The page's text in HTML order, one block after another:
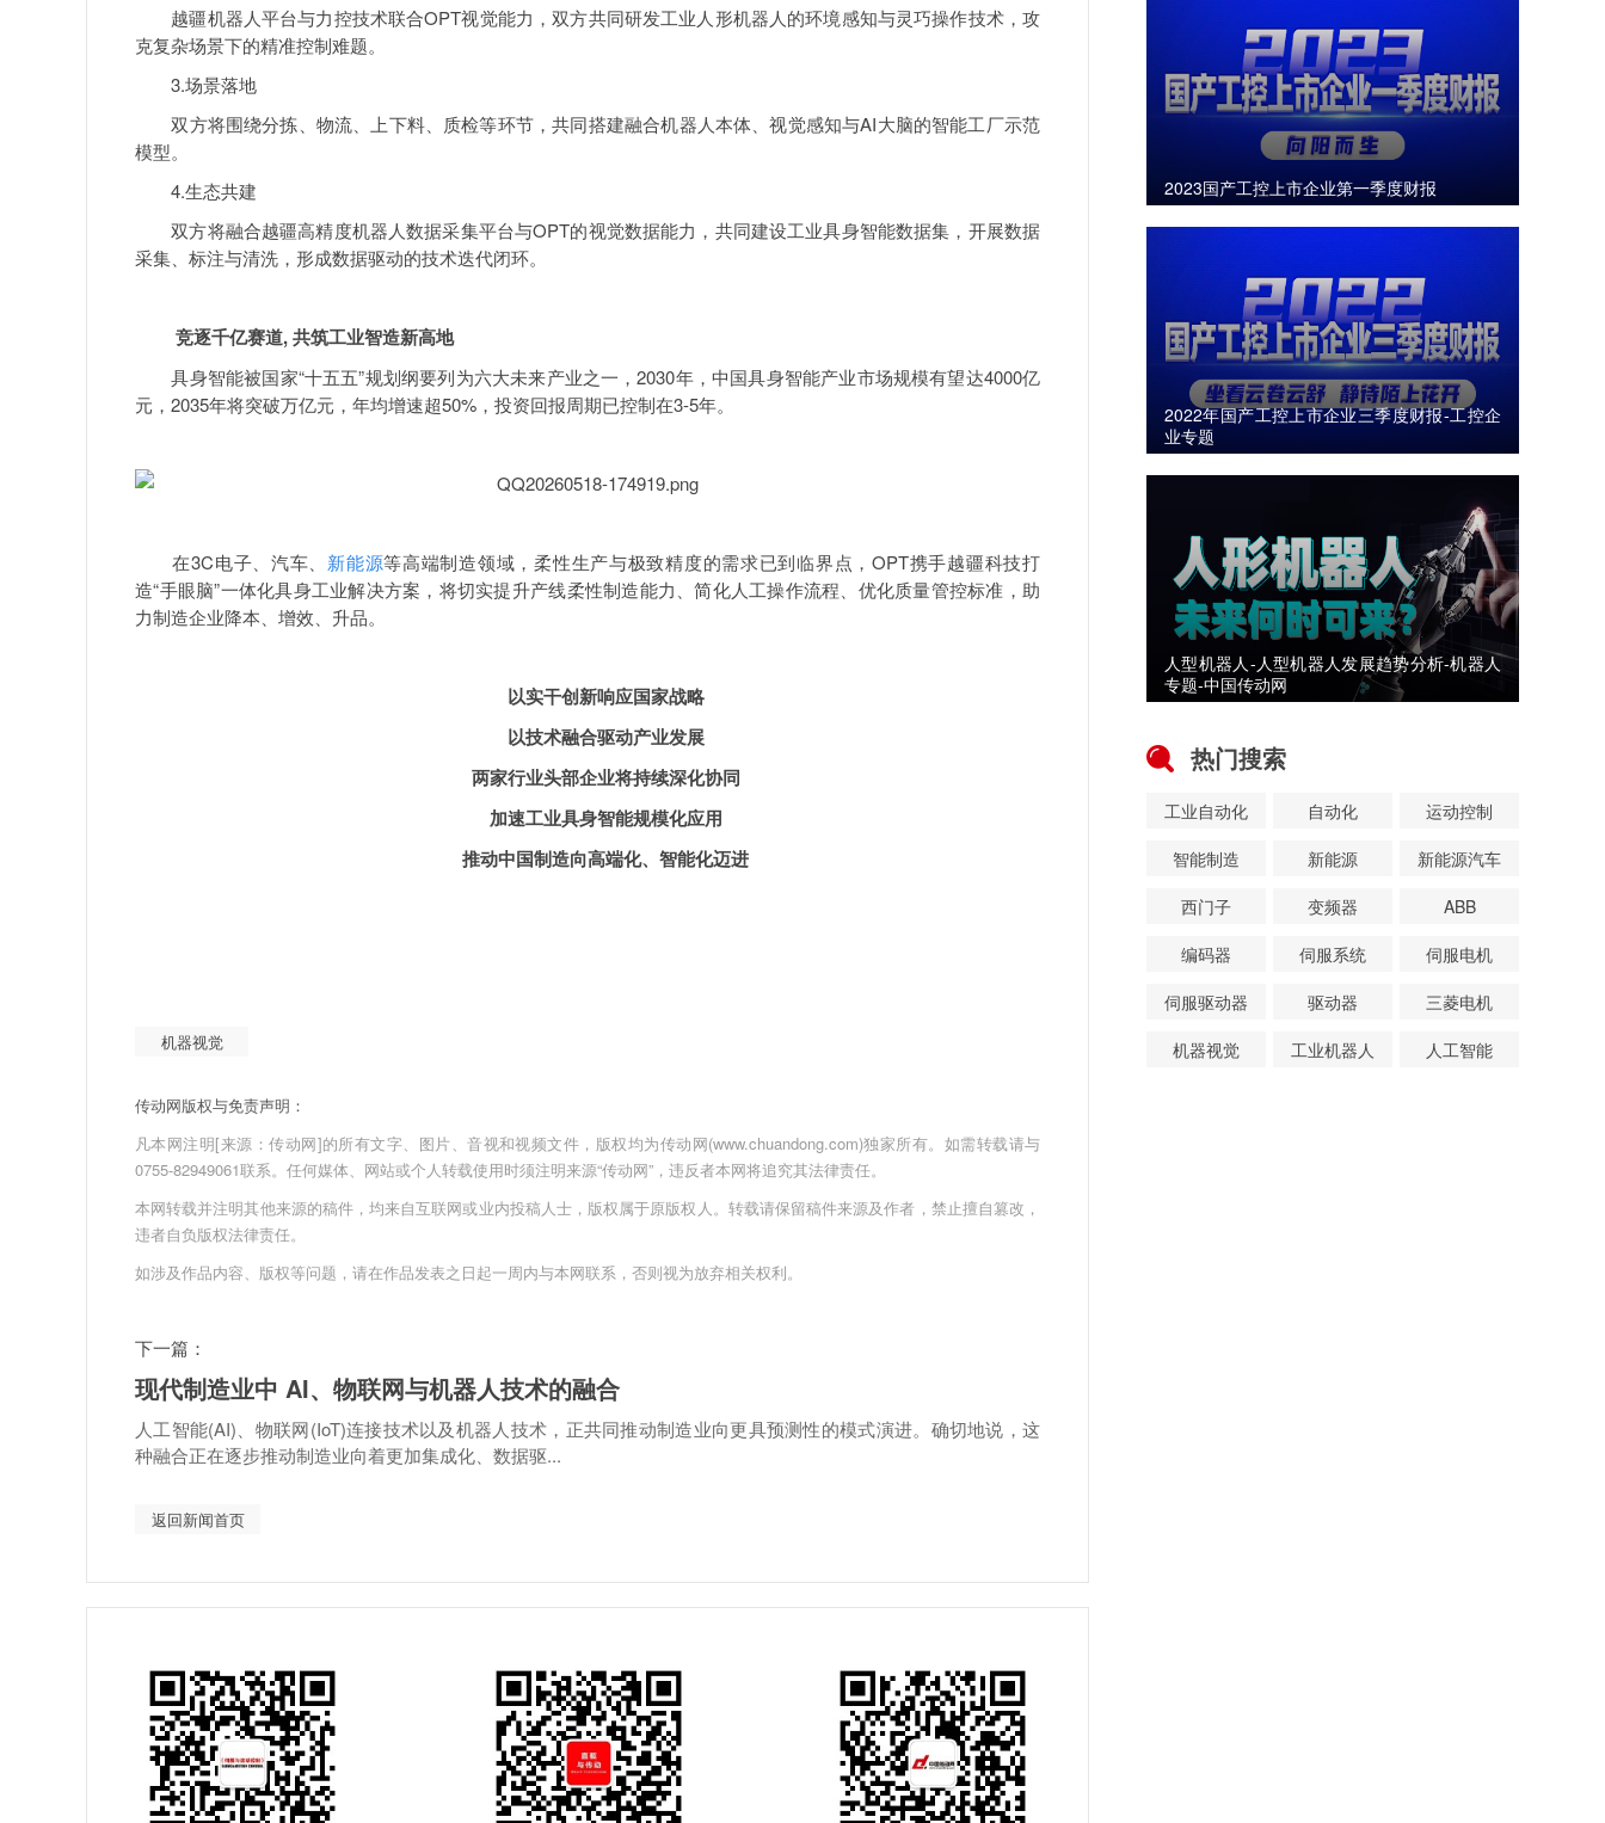
越疆机器人平台与力控技术联合OPT视觉能力，双方共同研发工业人形机器人的环境感知与灵巧操作技术，攻
克复杂场景下的精准控制难题。
3.场景落地
双方将围绕分拣、物流、上下料、质检等环节，共同搭建融合机器人本体、视觉感知与AI大脑的智能工厂示范
模型。
4.生态共建
双方将融合越疆高精度机器人数据采集平台与OPT的视觉数据能力，共同建设工业具身智能数据集，开展数据
采集、标注与清洗，形成数据驱动的技术迭代闭环。
竞逐千亿赛道, 共筑工业智造新高地
具身智能被国家“十五五”规划纲要列为六大未来产业之一，2030年，中国具身智能产业市场规模有望达4000亿
元，2035年将突破万亿元，年均增速超50%，投资回报周期已控制在3-5年。
在3C电子、汽车、 新能源等高端制造领域，柔性生产与极致精度的需求已到临界点，OPT携手越疆科技打
造“手眼脑”一体化具身工业解决方案，将切实提升产线柔性制造能力、简化人工操作流程、优化质量管控标准，助
力制造企业降本、增效、升品。
以实干创新响应国家战略
以技术融合驱动产业发展
两家行业头部企业将持续深化协同
加速工业具身智能规模化应用
推动中国制造向高端化、智能化迈进
机器视觉
传动网版权与免责声明：
凡本网注明[来源：传动网]的所有文字、图片、音视和视频文件，版权均为传动网(www.chuandong.com)独家所有。如需转载请与
0755-82949061联系。任何媒体、网站或个人转载使用时须注明来源“传动网”，违反者本网将追究其法律责任。
本网转载并注明其他来源的稿件，均来自互联网或业内投稿人士，版权属于原版权人。转载请保留稿件来源及作者，禁止擅自篡改，
违者自负版权法律责任。
如涉及作品内容、版权等问题，请在作品发表之日起一周内与本网联系，否则视为放弃相关权利。
下一篇：
现代制造业中 AI、物联网与机器人技术的融合
人工智能(AI)、物联网(IoT)连接技术以及机器人技术，正共同推动制造业向更具预测性的模式演进。确切地说，这
种融合正在逐步推动制造业向着更加集成化、数据驱...
返回新闻首页
2023国产工控上市企业第一季度财报
2022年国产工控上市企业三季度财报-工控企
业专题
人型机器人-人型机器人发展趋势分析-机器人
专题-中国传动网
热门搜索
工业自动化 自动化
运动控制
智能制造
新能源
新能源汽车
西门子
变频器
ABB
编码器
伺服系统
伺服电机
伺服驱动器
驱动器
三菱电机
机器视觉
工业机器人 人工智能